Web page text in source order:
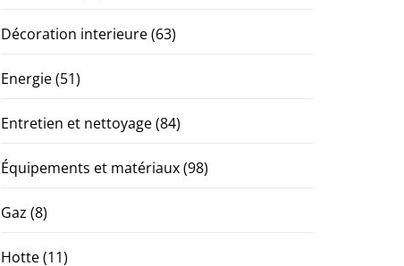
Décoration interieure(63)
Energie(51)
Entretien et nettoyage(84)
Équipements et matériaux(98)
Gaz (8)
Hotte(11)